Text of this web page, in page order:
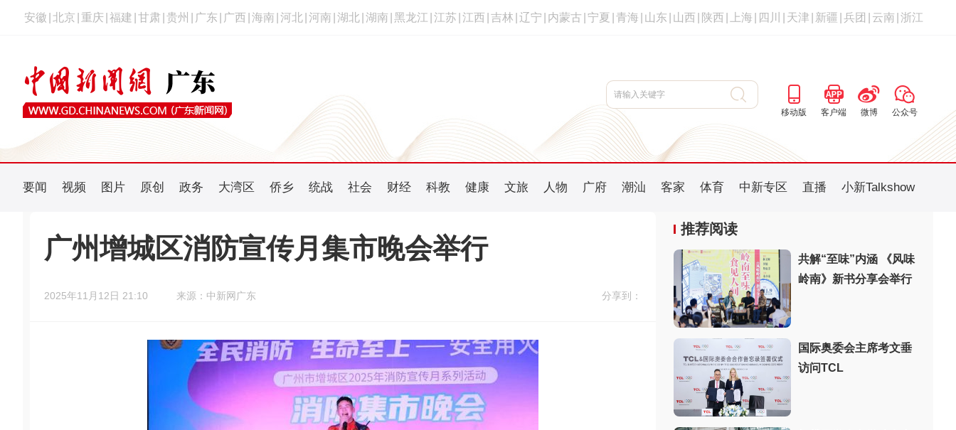
安徽 北京 重庆 福建 甘肃 贵州 广东 广西 海南 河北 河南 湖北 湖南 黑龙江 江苏 江西 吉林 辽宁 内蒙古 宁夏 青海 山东 山西 陕西 上海 四川 天津 新疆 兵团 云南 浙江
移动版 客户端 微博 公众号
要闻 视频 图片 原创 政务 大湾区 侨乡 统战 社会 财经 科教 健康 文旅 人物 广府 潮汕 客家 体育 中新专区 直播 小新Talkshow
广州增城区消防宣传月集市晚会举行
2025年11月12日 21:10 来源：中新网广东 分享到：
推荐阅读
共解“至味”内涵 《风味
岭南》新书分享会举行
国际奥委会主席考文垂
访问TCL